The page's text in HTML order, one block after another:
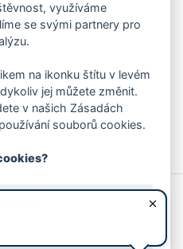
rozhlas
či mailu upozornění na
a sportovní akce?
o aplikaci
Prohlášení o používání cookies
využíváme
se svými partnery pro
na ikonku štítu v levém
jej můžete změnit.
v našich Zásadách
souborů cookies.